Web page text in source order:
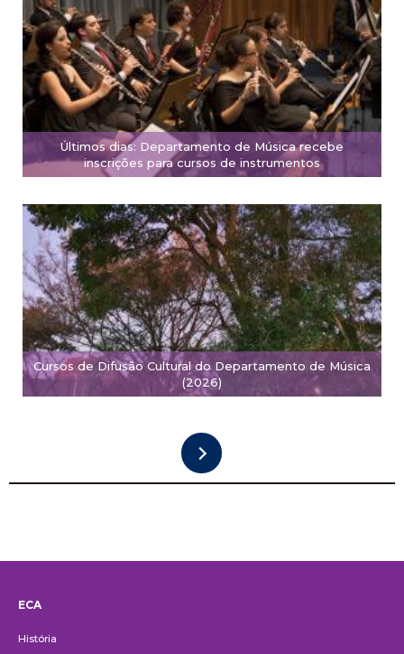
Últimos dias: Departamento de Música recebe
inscrições para cursos de instrumentos
Cursos de Difusão Cultural do Departamento de Música
(2026)
ECA
História